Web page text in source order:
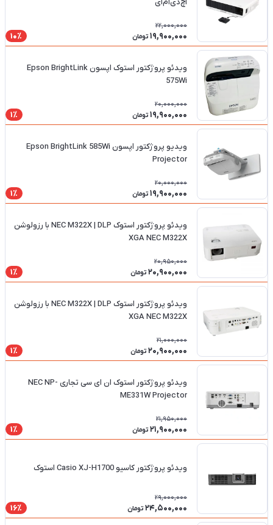
اچ‌دی‌ام‌آی
22,000,000
19,900,000 تومان 10٪
ویدئو پروژکتور استوک اپسون Epson BrightLink
575Wi
20,000,000
19,900,000 تومان 1٪
ویدیو پروژکتور اپسون Epson BrightLink 585Wi
Projector
20,000,000
19,900,000 تومان 1٪
ویدئو پروژکتور استوک NEC M322X | DLP با رزولوشن
XGA NEC M322X
20,950,000
20,900,000 تومان 1٪
ویدئو پروژکتور استوک NEC M322X | DLP با رزولوشن
XGA NEC M322X
21,000,000
20,900,000 تومان 1٪
ویدئو پروژکتور استوک ان ای سی تجاری NEC NP-
ME331W Projector
21,950,000
21,900,000 تومان 1٪
ویدئو پروژکتور کاسیو Casio XJ-H1700 استوک
29,000,000
24,500,000 تومان 16٪